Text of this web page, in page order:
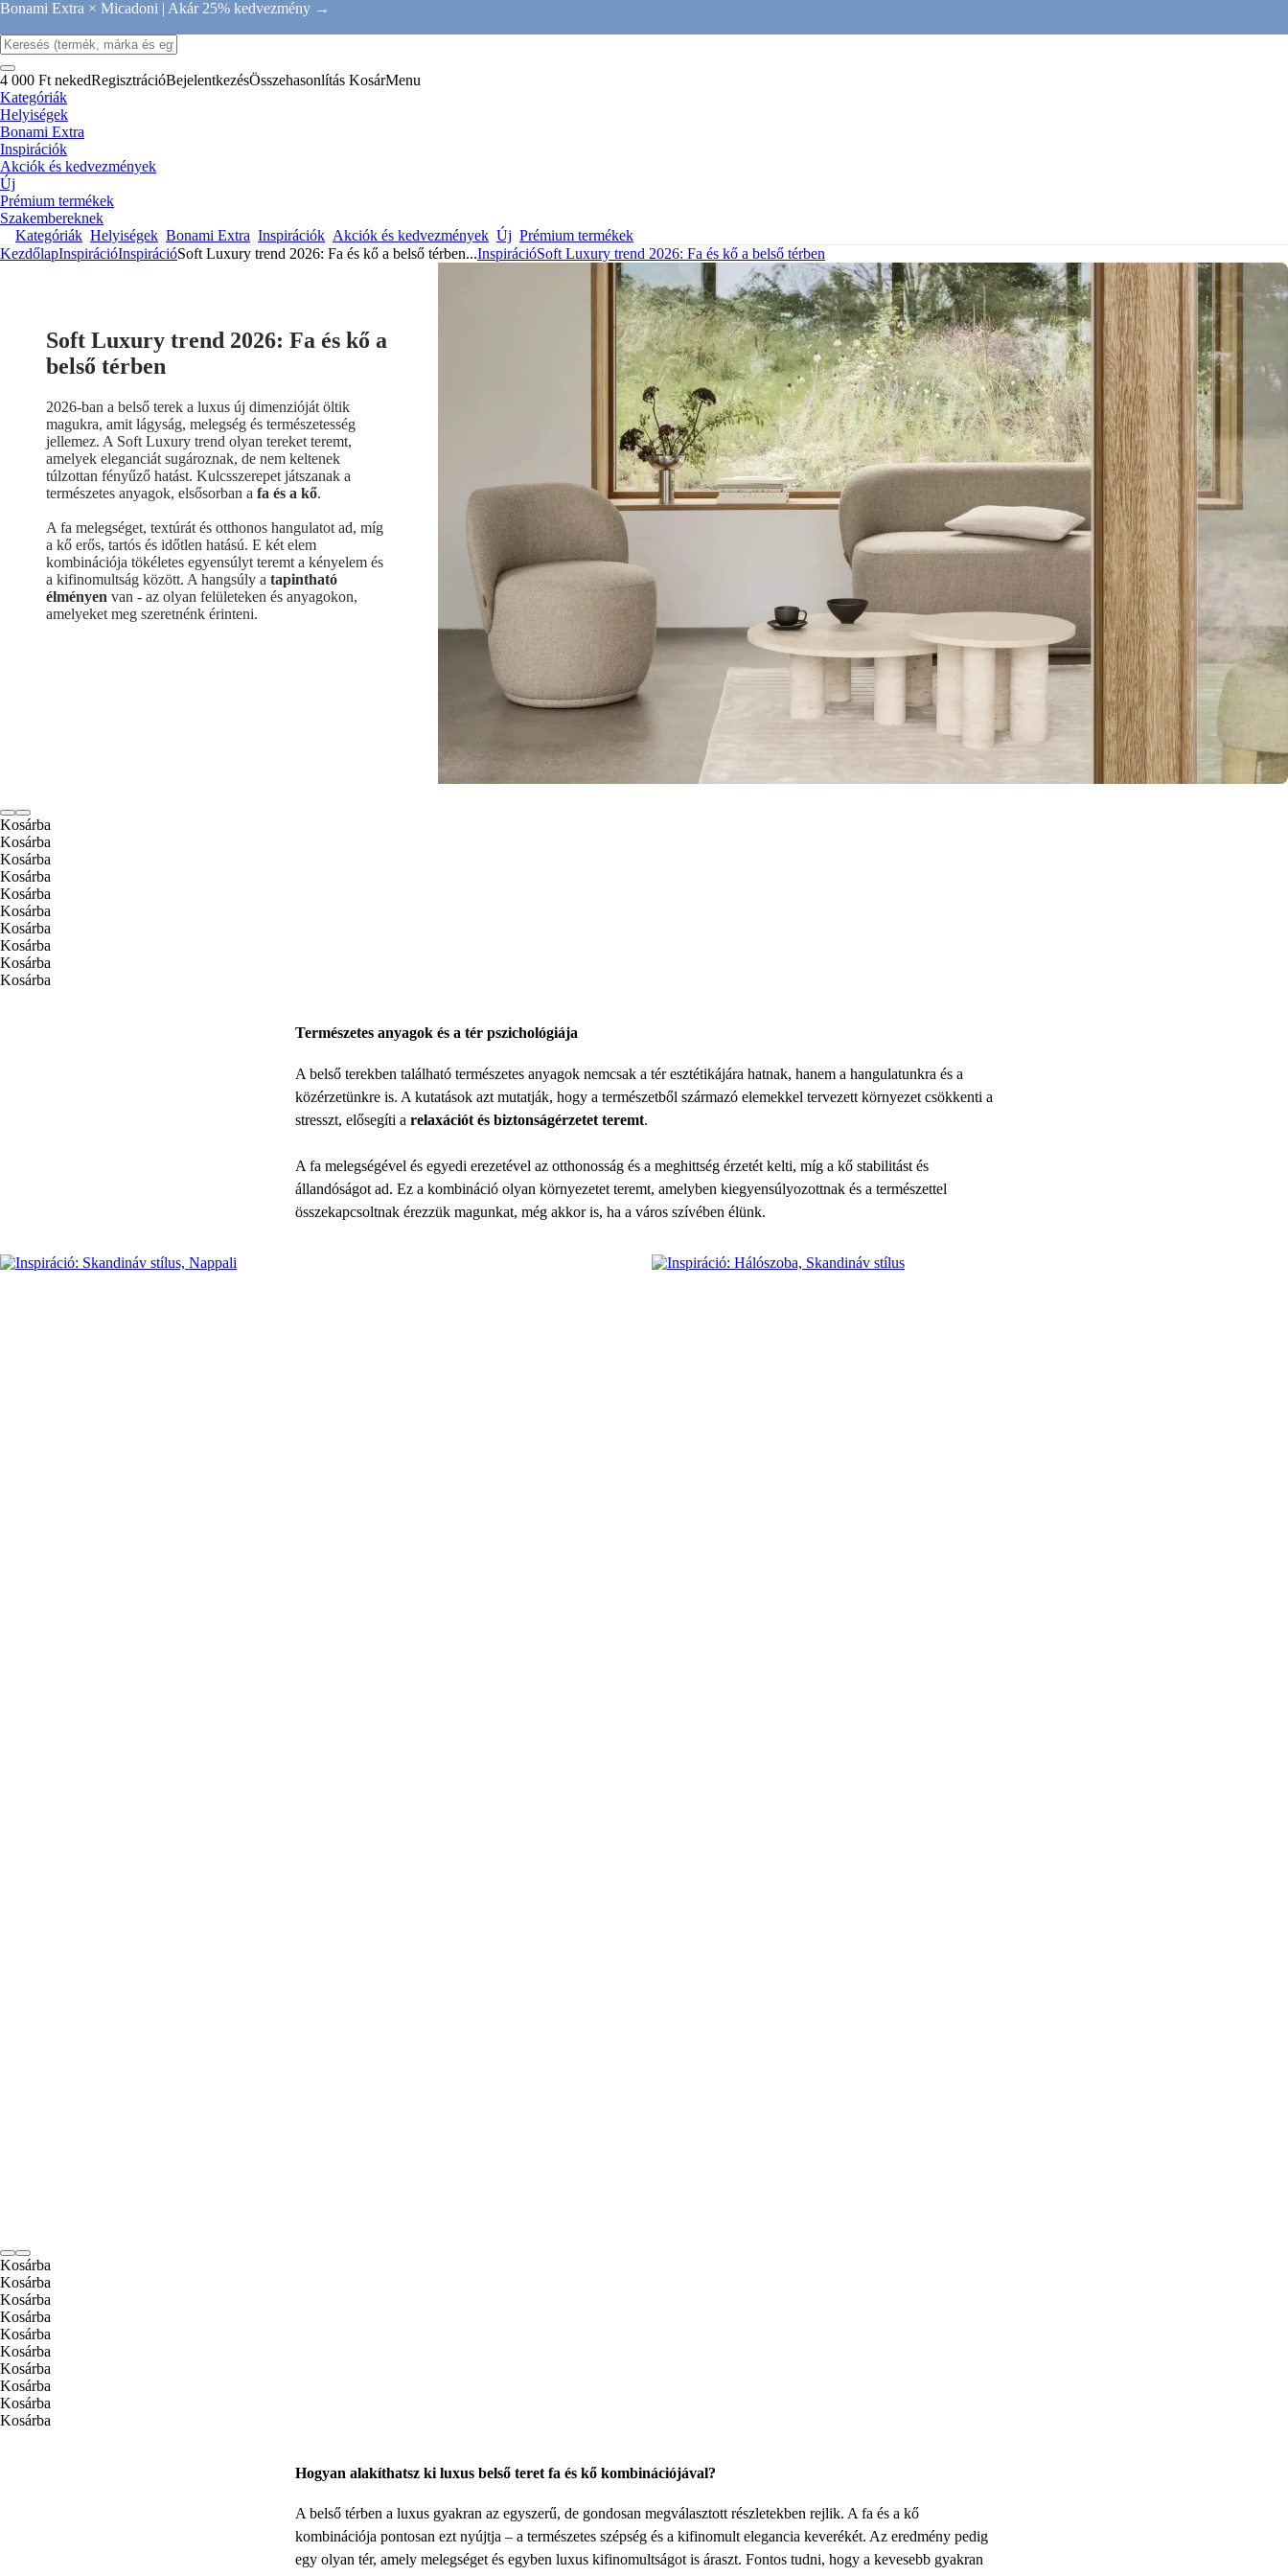
Bonami Extra × Micadoni | Akár 25% kedvezmény →
4 000 Ft nekedRegisztrációBejelentkezésÖsszehasonlítás KosárMenu
Kategóriák
Helyiségek
Bonami Extra
Inspirációk
Akciók és kedvezmények
Új
Prémium termékek
Szakembereknek
Kategóriák Helyiségek Bonami Extra Inspirációk Akciók és kedvezmények Új Prémium termékek
KezdőlapInspirációInspirációSoft Luxury trend 2026: Fa és kő a belső térben...InspirációSoft Luxury trend 2026: Fa és kő a belső térben
Soft Luxury trend 2026: Fa és kő a
belső térben
2026-ban a belső terek a luxus új dimenzióját öltik
magukra, amit lágyság, melegség és természetesség
jellemez. A Soft Luxury trend olyan tereket teremt,
amelyek eleganciát sugároznak, de nem keltenek
túlzottan fényűző hatást. Kulcsszerepet játszanak a
természetes anyagok, elsősorban a fa és a kő.
A fa melegséget, textúrát és otthonos hangulatot ad, míg
a kő erős, tartós és időtlen hatású. E két elem
kombinációja tökéletes egyensúlyt teremt a kényelem és
a kifinomultság között. A hangsúly a tapintható
élményen van - az olyan felületeken és anyagokon,
amelyeket meg szeretnénk érinteni.
Kosárba
Kosárba
Kosárba
Kosárba
Kosárba
Kosárba
Kosárba
Kosárba
Kosárba
Kosárba
Természetes anyagok és a tér pszichológiája
A belső terekben található természetes anyagok nemcsak a tér esztétikájára hatnak, hanem a hangulatunkra és a
közérzetünkre is. A kutatások azt mutatják, hogy a természetből származó elemekkel tervezett környezet csökkenti a
stresszt, elősegíti a relaxációt és biztonságérzetet teremt.
A fa melegségével és egyedi erezetével az otthonosság és a meghittség érzetét kelti, míg a kő stabilitást és
állandóságot ad. Ez a kombináció olyan környezetet teremt, amelyben kiegyensúlyozottnak és a természettel
összekapcsoltnak érezzük magunkat, még akkor is, ha a város szívében élünk.
Kosárba
Kosárba
Kosárba
Kosárba
Kosárba
Kosárba
Kosárba
Kosárba
Kosárba
Kosárba
Hogyan alakíthatsz ki luxus belső teret fa és kő kombinációjával?
A belső térben a luxus gyakran az egyszerű, de gondosan megválasztott részletekben rejlik. A fa és a kő
kombinációja pontosan ezt nyújtja – a természetes szépség és a kifinomult elegancia keverékét. Az eredmény pedig
egy olyan tér, amely melegséget és egyben luxus kifinomultságot is áraszt. Fontos tudni, hogy a kevesebb gyakran